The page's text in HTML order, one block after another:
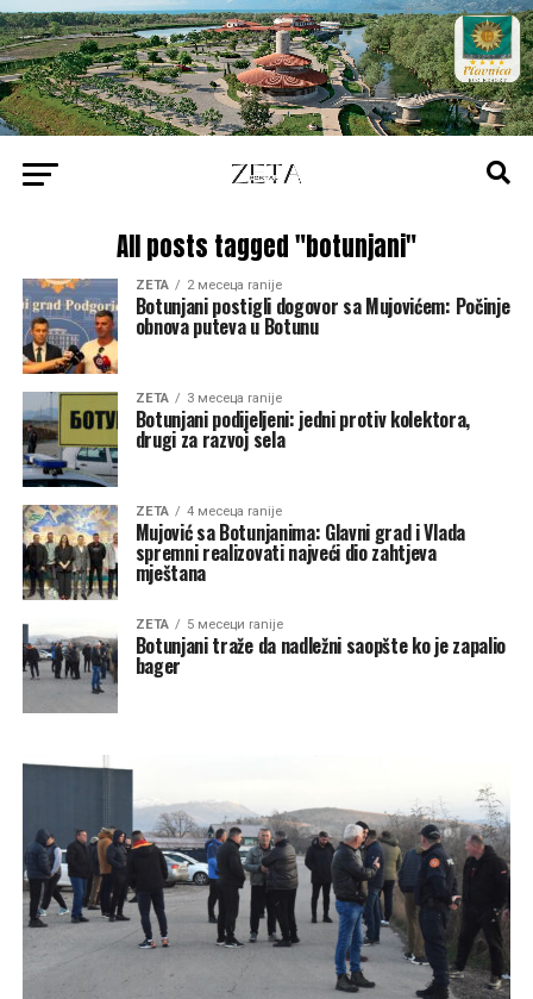
All posts tagged "botunjani"
ZETA 2 месеца ranije
Botunjani postigli dogovor sa Mujovićem: Počinje
obnova puteva u Botunu
ZETA 3 месеца ranije
Botunjani podijeljeni: jedni protiv kolektora,
drugi za razvoj sela
ZETA 4 месеца ranije
Mujović sa Botunjanima: Glavni grad i Vlada
spremni realizovati najveći dio zahtjeva
mještana
ZETA 5 месеци ranije
Botunjani traže da nadležni saopšte ko je zapalio
bager